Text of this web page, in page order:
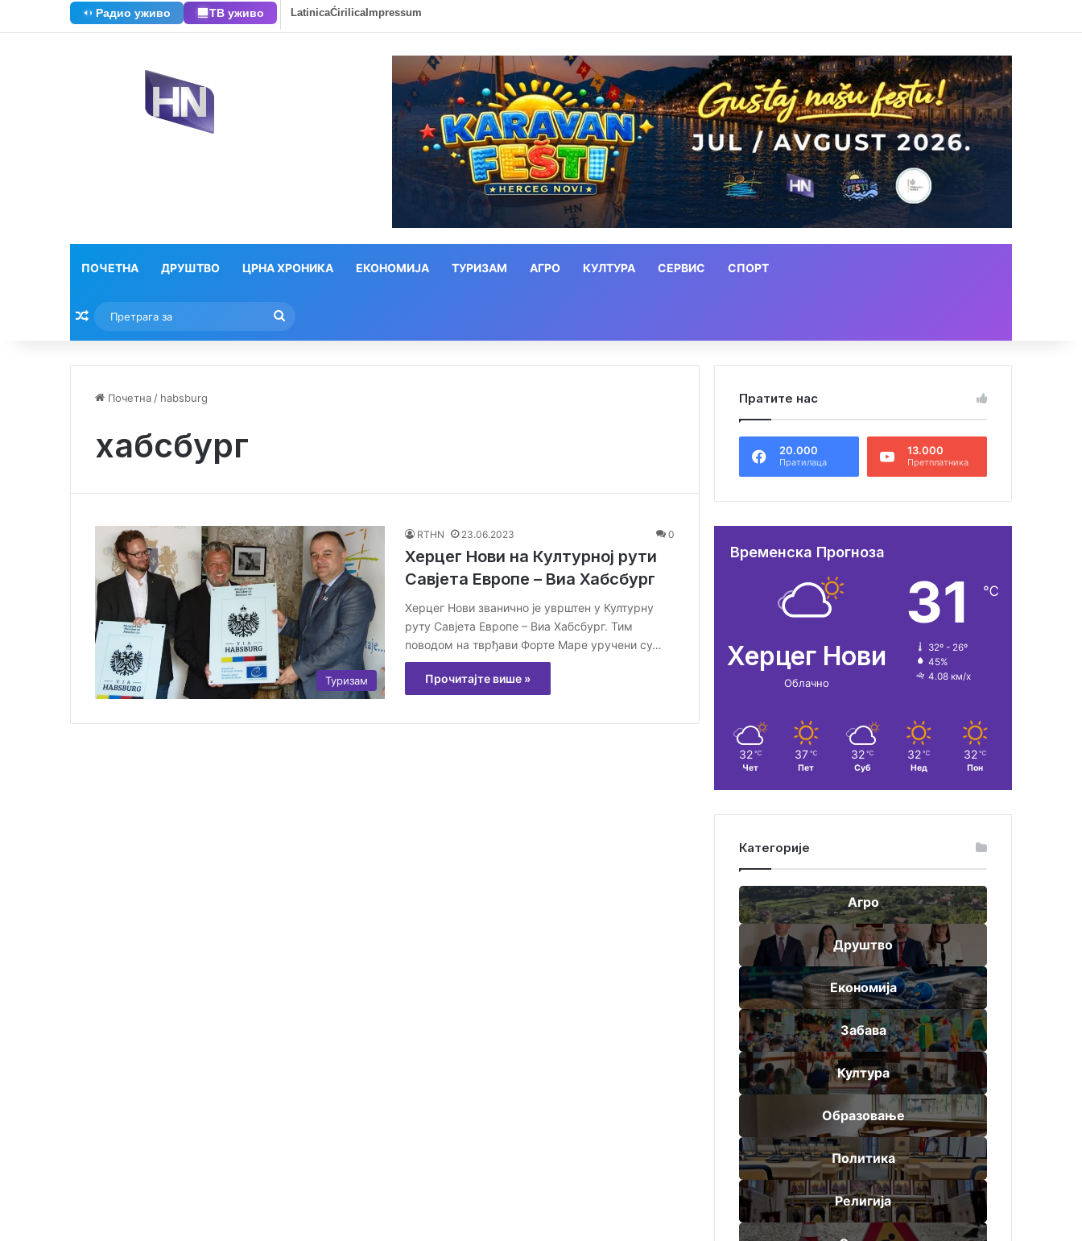
Радио уживо ТВ уживо LatinicaĆirilicaImpressum
ПОЧЕТНА ДРУШТВО ЦРНА ХРОНИКА ЕКОНОМИЈА ТУРИЗАМ АГРО КУЛТУРА СЕРВИС СПОРТ
Насумични текстови
за
Почетна / habsburg
хабсбург
Туризам
RTHN 23.06.2023 0
Херцег Нови на Културној рути
Савјета Европе – Виа Хабсбург
Херцег Нови званично је уврштен у Културну
руту Савјета Европе – Виа Хабсбург. Тим
поводом на тврђави Форте Маре уручени су…
Прочитајте више »
Пратите нас
20.000
Пратилаца
13.000
Претплатника
Временска Прогноза
Херцег Нови
Облачно
31 ℃
32º - 26º
45%
4.08 км/х
32 ℃
Чет
37 ℃
Пет
32 ℃
Суб
32 ℃
Нед
32 ℃
Пон
Категорије
Агро
Друштво
Економија
Забава
Култура
Образовање
Политика
Религија